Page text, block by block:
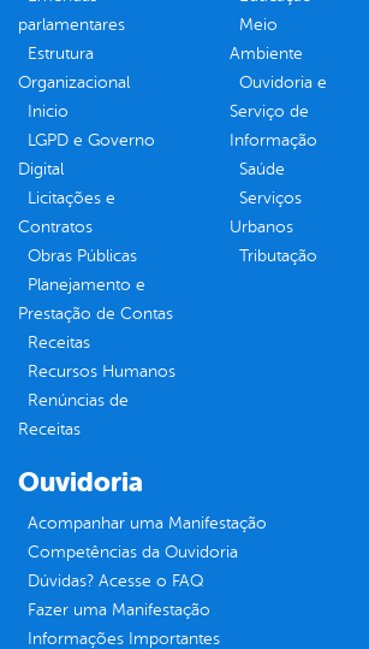
parlamentares
Estrutura
Organizacional
Inicio
LGPD e Governo
Digital
Licitações e
Contratos
Obras Públicas
Planejamento e
Prestação de Contas
Receitas
Recursos Humanos
Renúncias de
Receitas
Meio
Ambiente
Ouvidoria e
Serviço de
Informação
Saúde
Serviços
Urbanos
Tributação
Ouvidoria
Acompanhar uma Manifestação
Competências da Ouvidoria
Dúvidas? Acesse o FAQ
Fazer uma Manifestação
Informações Importantes